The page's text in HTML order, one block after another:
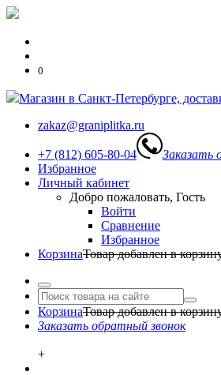
0
Магазин в Санкт-Петербурге,
zakaz@graniplitka.ru
+7 (812) 605-80-04
Заказать
Избранное
Личный кабинет
Добро пожаловать, Гость
Войти
Сравнение
Избранное
КорзинаТовар добавлен в
КорзинаТовар добавлен в
Заказать обратный звонок
+